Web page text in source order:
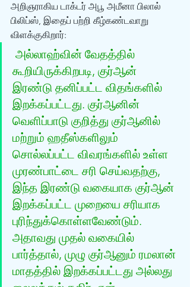
அறிஞராகிய டாக்டர் அபூ அமீனா பிலால்
பிலிப்ஸ், இதைப் பற்றி கீழ்கண்டவாறு
விளக்குகிறார்:
அல்லாஹ்வின் வேதத்தில்
கூறியிருக்கிறபடி, குர்‍ஆன்
இரண்டு தனிப்பட்ட விதங்களில்
இறக்கப்பட்டது. குர்‍ஆனின்
வெளிப்பாடு குறித்து குர்‍ஆனில்
மற்றும் ஹதீஸ்களிலும்
சொல்லப்பட்ட விவரங்களில் உள்ள
முரண்பாட்டை சரி செய்வதற்கு,
இந்த இரண்டு வகையாக குர்‍ஆன்
இறக்கப்பட்ட முறையை சரியாக
புரிந்துக்கொள்ளவேண்டும்.
அதாவது முதல் வகையில்
பார்த்தால், முழு குர்‍ஆனும் ரமலான்
மாதத்தில் இறக்கப்பட்டது அல்லது